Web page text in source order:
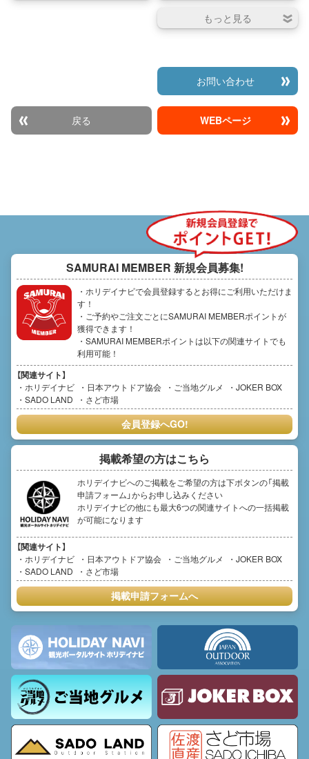
お問い合わせ
戻る WEBページ
SAMURAI MEMBER 新規会員募集!
・ホリデイナビで会員登録するとお得にご利用いただけま
す！
・ご予約やご注文ごとにSAMURAI MEMBERポイントが
獲得できます！
・SAMURAI MEMBERポイントは以下の関連サイトでも
利用可能！
【関連サイト】
ホリデイナビ 日本アウトドア協会 ご当地グルメ
JOKER BOX
SADO LAND
さど市場
会員登録へGO!
掲載希望の方はこちら
ホリデイナビへのご掲載をご希望の方は下ボタンの「掲載
申請フォーム」からお申し込みください
ホリデイナビの他にも最大6つの関連サイトへの一括掲載
が可能になります
【関連サイト】
ホリデイナビ 日本アウトドア協会 ご当地グルメ
JOKER BOX
SADO LAND
さど市場
掲載申請フォームへ